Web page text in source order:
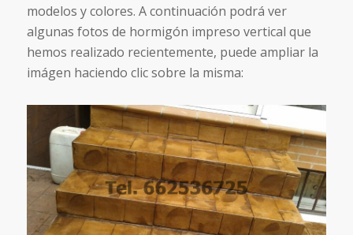
modelos y colores. A continuación podrá ver
algunas fotos de hormigón impreso vertical que
hemos realizado recientemente, puede ampliar la
imágen haciendo clic sobre la misma: